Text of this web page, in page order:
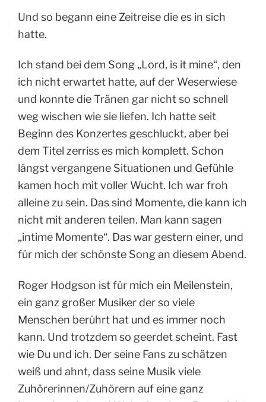
Und so begann eine Zeitreise die es in sich
hatte.
Ich stand bei dem Song „Lord, is it mine“, den
ich nicht erwartet hatte, auf der Weserwiese
und konnte die Tränen gar nicht so schnell
weg wischen wie sie liefen. Ich hatte seit
Beginn des Konzertes geschluckt, aber bei
dem Titel zerriss es mich komplett. Schon
längst vergangene Situationen und Gefühle
kamen hoch mit voller Wucht. Ich war froh
alleine zu sein. Das sind Momente, die kann ich
nicht mit anderen teilen. Man kann sagen
„intime Momente“. Das war gestern einer, und
für mich der schönste Song an diesem Abend.
Roger Hodgson ist für mich ein Meilenstein,
ein ganz großer Musiker der so viele
Menschen berührt hat und es immer noch
kann. Und trotzdem so geerdet scheint. Fast
wie Du und ich. Der seine Fans zu schätzen
weiß und ahnt, dass seine Musik viele
Zuhörerinnen/Zuhörern auf eine ganz